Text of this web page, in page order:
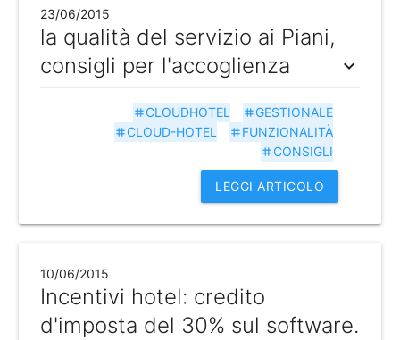
23/06/2015
la qualità del servizio ai Piani,
consigli per l'accoglienza
expand_more
tag GESTIONALE
tag CLOUDHOTEL
tag FUNZIONALITÀ
tag CLOUD-HOTEL
tag CONSIGLI
LEGGI ARTICOLO
10/06/2015
Incentivi hotel: credito
d'imposta del 30% sul software.